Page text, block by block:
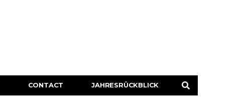
CONTACT JAHRESRÜCKBLICK